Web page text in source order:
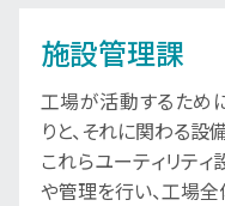
施設管理課
工場が活動するため
りと、それに関わる設
これらユーティリテ
や管理を行い、工場全